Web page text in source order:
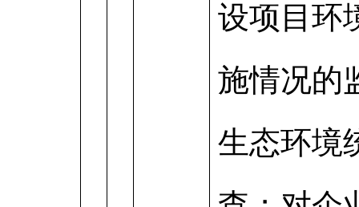
设项目环
施情况的
生态环境